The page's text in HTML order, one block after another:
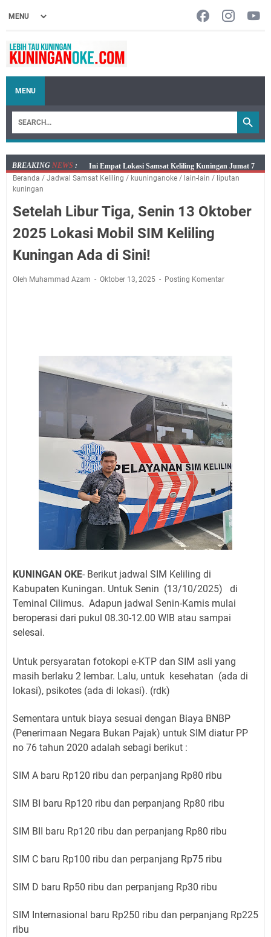
MENU
BREAKING NEWS :
Jumat 7 Agustus 2026 Mobil SIM Keliling Ada di
Kecamatan Sindangagung
Dicabut Dari Hidupmu, Kamu Akan Tetap Berjalan
Kelaparan Meskipun Memiliki Sekarung Penuh Uang
Salat Lima Waktu itu Bukan Cuma Kewajiban, Tapi
juga Tempat Beristirahat yang Paling Menenangkan, Ini
Uniku Jadi Tuan Rumah Pendampingan Penyusunan
Dokumen SPMI
Sudahkah Kita Merdeka Dari Hawa Nafsu?
Info Sembako di Pasar Kepuh Kuningan Kamis 6
Agustus 2026, Daging Naik, Telur Turun
Agenda Kegiatan Bupati Kuningan Jumat 7 Agustus
2026 Ada Tiga, Tapi yang Bakal Dihadiri Hanya Satu
Ini Empat Lokasi Samsat Keliling Kuningan Jumat 7
Agustus 2026
Beranda / Jadwal Samsat Keliling / kuuninganoke / lain-lain / liputan
kuningan
Setelah Libur Tiga, Senin 13 Oktober
2025 Lokasi Mobil SIM Keliling
Kuningan Ada di Sini!
Oleh Muhammad Azam Oktober 13, 2025 Posting Komentar
KUNINGAN OKE- Berikut jadwal SIM Keliling di
Kabupaten Kuningan. Untuk Senin (13/10/2025)
di
Teminal Cilimus. Adapun jadwal Senin-Kamis mulai
beroperasi dari pukul 08.30-12.00 WIB atau sampai
selesai.
Untuk persyaratan fotokopi e-KTP dan SIM asli yang
masih berlaku 2 lembar. Lalu, untuk kesehatan (ada di
lokasi), psikotes (ada di lokasi). (rdk)
Sementara untuk biaya sesuai dengan Biaya BNBP
(Penerimaan Negara Bukan Pajak) untuk SIM diatur PP
no 76 tahun 2020 adalah sebagi berikut :
SIM A baru Rp120 ribu dan perpanjang Rp80 ribu
SIM BI baru Rp120 ribu dan perpanjang Rp80 ribu
SIM BII baru Rp120 ribu dan perpanjang Rp80 ribu
SIM C baru Rp100 ribu dan perpanjang Rp75 ribu
SIM D baru Rp50 ribu dan perpanjang Rp30 ribu
SIM Internasional baru Rp250 ribu dan perpanjang Rp225
ribu